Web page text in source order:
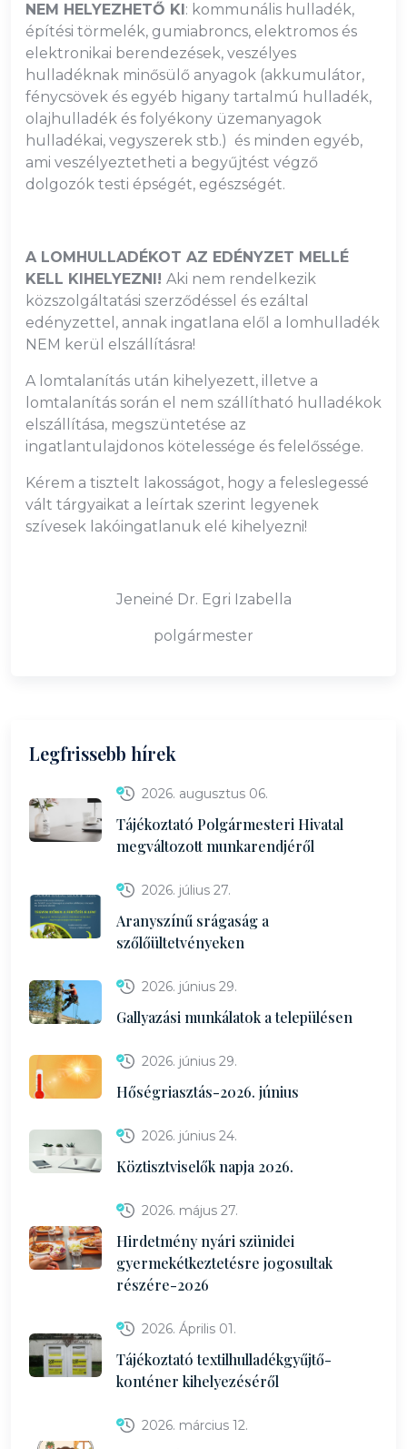
NEM HELYEZHETŐ KI: kommunális hulladék,
építési törmelék, gumiabroncs, elektromos és
elektronikai berendezések, veszélyes
hulladéknak minősülő anyagok (akkumulátor,
fénycsövek és egyéb higany tartalmú hulladék,
olajhulladék és folyékony üzemanyagok
hulladékai, vegyszerek stb.) és minden egyéb,
ami veszélyeztetheti a begyűjtést végző
dolgozók testi épségét, egészségét.
A LOMHULLADÉKOT AZ EDÉNYZET MELLÉ
KELL KIHELYEZNI! Aki nem rendelkezik
közszolgáltatási szerződéssel és ezáltal
edényzettel, annak ingatlana elől a lomhulladék
NEM kerül elszállításra!
A lomtalanítás után kihelyezett, illetve a
lomtalanítás során el nem szállítható hulladékok
elszállítása, megszüntetése az
ingatlantulajdonos kötelessége és felelőssége.
Kérem a tisztelt lakosságot, hogy a feleslegessé
vált tárgyaikat a leírtak szerint legyenek
szívesek lakóingatlanuk elé kihelyezni!
Jeneiné Dr. Egri Izabella
polgármester
Legfrissebb hírek
2026. augusztus 06.
Tájékoztató Polgármesteri Hivatal
megváltozott munkarendjéről
2026. július 27.
Aranyszínű srágaság a
szőlőültetvényeken
2026. június 29.
Gallyazási munkálatok a településen
2026. június 29.
Hőségriasztás-2026. június
2026. június 24.
Köztisztviselők napja 2026.
2026. május 27.
Hirdetmény nyári szünidei
gyermekétkeztetésre jogosultak
részére-2026
2026. Április 01.
Tájékoztató textilhulladékgyűjtő-
konténer kihelyezéséről
2026. március 12.